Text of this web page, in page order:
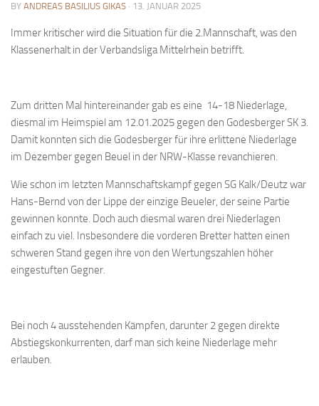
Vereinspokalturnier
Vereinsschnellschachmeisterschaft
Blitzturnierserie
Bayernpokal
Sommerturnier
Bonner Schnellschachturniere
1. Mannschaft
2. Mannschaft
3. Mannschaft
4. Mannschaft
Schach online
1.Online Schachturnierserie
BY ANDREAS BASILIUS GIKAS · 13. JANUAR 2025
Immer kritischer wird die Situation für die 2.Mannschaft, was den
Klassenerhalt in der Verbandsliga Mittelrhein betrifft.
Zum dritten Mal hintereinander gab es eine 14-18 Niederlage,
diesmal im Heimspiel am 12.01.2025 gegen den Godesberger SK 3.
Damit konnten sich die Godesberger für ihre erlittene Niederlage
im Dezember gegen Beuel in der NRW-Klasse revanchieren.
Wie schon im letzten Mannschaftskampf gegen SG Kalk/Deutz war
Hans-Bernd von der Lippe der einzige Beueler, der seine Partie
gewinnen konnte. Doch auch diesmal waren drei Niederlagen
einfach zu viel. Insbesondere die vorderen Bretter hatten einen
schweren Stand gegen ihre von den Wertungszahlen höher
eingestuften Gegner.
Bei noch 4 ausstehenden Kämpfen, darunter 2 gegen direkte
Abstiegskonkurrenten, darf man sich keine Niederlage mehr
erlauben.